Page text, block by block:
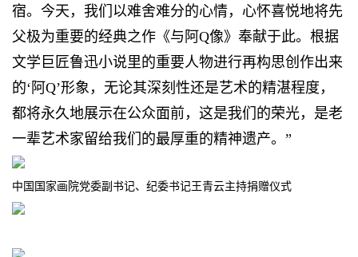
宿。今天，我们以难舍难分的心情，心怀喜悦地将先
父极为重要的经典之作《与阿Q像》奉献于此。根据
文学巨匠鲁迅小说里的重要人物进行再构思创作出来
的‘阿Q’形象，无论其深刻性还是艺术的精湛程度，
都将永久地展示在公众面前，这是我们的荣光，是老
一辈艺术家留给我们的最厚重的精神遗产。”
中国国家画院党委副书记、纪委书记王青云主持捐赠仪式